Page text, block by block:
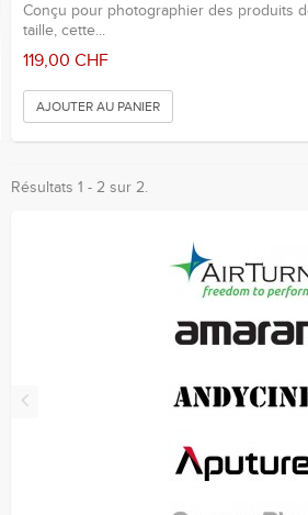
Conçu pour photographier des produits
taille, cette...
119,00 CHF
AJOUTER AU PANIER
Résultats 1 - 2 sur 2.